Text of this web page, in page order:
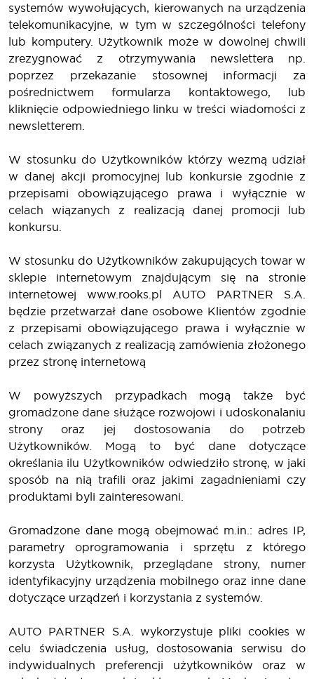
systemów wywołujących, kierowanych na urządzenia
telekomunikacyjne, w tym w szczególności telefony
lub komputery. Użytkownik może w dowolnej chwili
zrezygnować z otrzymywania newslettera np.
poprzez przekazanie stosownej informacji za
pośrednictwem formularza kontaktowego, lub
kliknięcie odpowiedniego linku w treści wiadomości z
newsletterem.
W stosunku do Użytkowników którzy wezmą udział
w danej akcji promocyjnej lub konkursie zgodnie z
przepisami obowiązującego prawa i wyłącznie w
celach wiązanych z realizacją danej promocji lub
konkursu.
W stosunku do Użytkowników zakupujących towar w
sklepie internetowym znajdującym się na stronie
internetowej www.rooks.pl AUTO PARTNER S.A.
będzie przetwarzał dane osobowe Klientów zgodnie
z przepisami obowiązującego prawa i wyłącznie w
celach związanych z realizacją zamówienia złożonego
przez stronę internetową
W powyższych przypadkach mogą także być
gromadzone dane służące rozwojowi i udoskonalaniu
strony oraz jej dostosowania do potrzeb
Użytkowników. Mogą to być dane dotyczące
określania ilu Użytkowników odwiedziło stronę, w jaki
sposób na nią trafili oraz jakimi zagadnieniami czy
produktami byli zainteresowani.
Gromadzone dane mogą obejmować m.in.: adres IP,
parametry oprogramowania i sprzętu z którego
korzysta Użytkownik, przeglądane strony, numer
identyfikacyjny urządzenia mobilnego oraz inne dane
dotyczące urządzeń i korzystania z systemów.
AUTO PARTNER S.A. wykorzystuje pliki cookies w
celu świadczenia usług, dostosowania serwisu do
indywidualnych preferencji użytkowników oraz w